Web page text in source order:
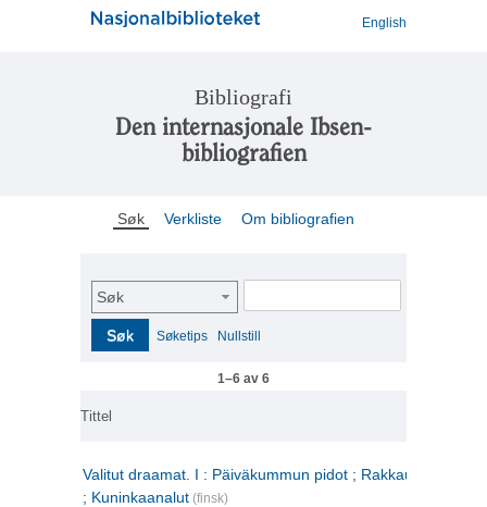
English
Bibliografi
Den internasjonale Ibsen-
bibliografien
Søk Verkliste Om bibliografien
Søk
Søk Søketips Nullstill
1–6 av 6
Tittel
Valitut draamat. I : Päiväkummun pidot ; Rakkauden
; Kuninkaanalut (finsk)